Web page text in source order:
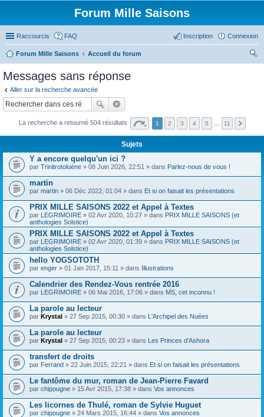
Forum Mille Saisons
Raccourcis FAQ Connexion
Inscription
Forum Mille Saisons
Accueil du forum
Messages sans réponse
Aller sur la recherche avancée
La recherche a retourné 504 résultats 1 2 3 4 5 11
Sujets
Y a encore quelqu'un ici ?
par Trinitrotoluène » 08 Juin 2026, 22:51 » dans Parlez-nous de vous !
martin
par martin » 06 Déc 2022, 01:04 » dans Et si on faisait les présentations
PRIX MILLE SAISONS 2022 et Appel à Textes
par LEGRIMOIRE » 02 Avr 2020, 10:27 » dans PRIX MILLE SAISONS (et
anthologies Solstice)
PRIX MILLE SAISONS 2022 et Appel à Textes
par LEGRIMOIRE » 02 Avr 2020, 01:39 » dans PRIX MILLE SAISONS (et
anthologies Solstice)
hello YOGSOTOTH
par enger » 01 Jan 2017, 15:11 » dans Illustrations
Calendrier des Rendez-Vous rentrée 2016
par LEGRIMOIRE » 06 Mai 2016, 17:06 » dans MS, cet inconnu !
La parole au lecteur
par Krystal » 27 Sep 2015, 00:30 » dans L'Archipel des Nuées
La parole au lecteur
par Krystal » 27 Sep 2015, 00:23 » dans Les Princes d'Ashora
transfert de droits
par Ferrand » 22 Juin 2015, 22:21 » dans Et si on faisait les présentations
Le fantôme du mur, roman de Jean-Pierre Favard
par chipougne » 15 Avr 2015, 17:38 » dans Vos annonces
Les licornes de Thulé, roman de Sylvie Huguet
par chipougne » 24 Mars 2015, 16:44 » dans Vos annonces